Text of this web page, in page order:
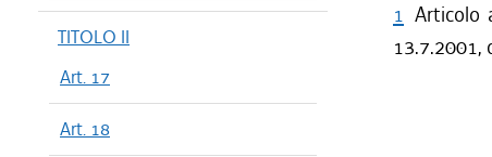
TITOLO II
Art. 17
Art. 18
1 Articolo
13.7.2001,